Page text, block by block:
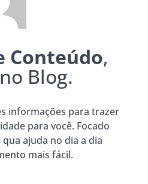
Conteúdo,
Blog.
informações para trazer
para você. Focado
ajuda no dia a dia
mais fácil.